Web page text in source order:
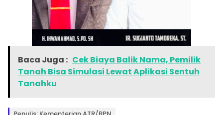
Baca Juga : Cek Biaya Balik Nama, Pemilik
Tanah Bisa Simulasi Lewat Aplikasi Sentuh
Tanahku